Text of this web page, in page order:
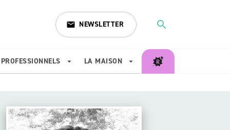
email NEWSLETTER search
PROFESSIONNELS arrow_drop_down LA MAISON arrow_drop_down
search